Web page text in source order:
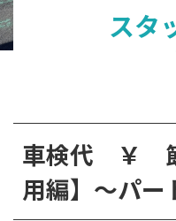
スタ
車検代 ￥
用編】～パー